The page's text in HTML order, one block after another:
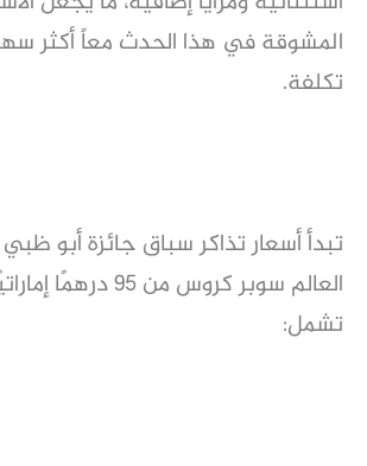
المشوقة في هذا الحدث معاً أكثر
تكلفة.
تبدأ أسعار تذاكر سباق جائزة أبو
العالم سوبر كروس من
تشمل: